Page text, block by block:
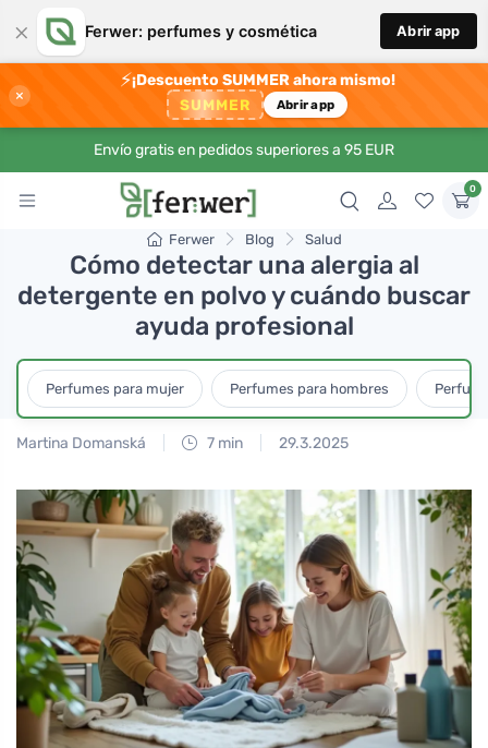
× Ferwer: perfumes y cosmética Abrir app
×
⚡¡Descuento SUMMER ahora mismo!
SUMMER Abrir app
Envío gratis en pedidos superiores a 95 EUR
0
Ferwer Blog Salud
Cómo detectar una alergia al
detergente en polvo y cuándo buscar
ayuda profesional
Perfumes para mujer Perfumes para hombres
Martina Domanská 7 min 29.3.2025